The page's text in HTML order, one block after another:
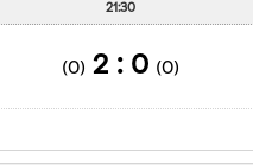
21:30
(0)
0 : 2
(0)